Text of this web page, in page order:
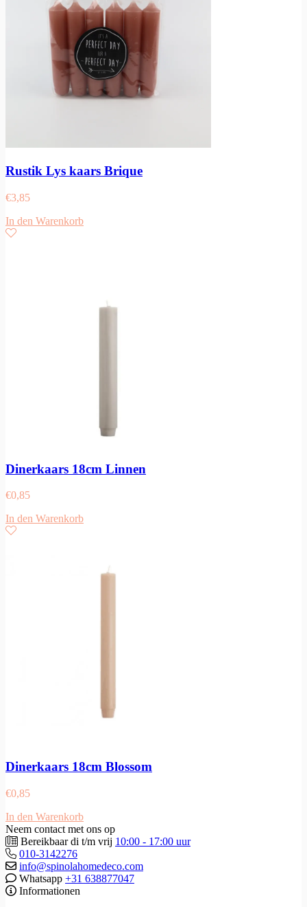
Rustik Lys kaars Brique
€3,85
In den Warenkorb
Dinerkaars 18cm Linnen
€0,85
In den Warenkorb
Dinerkaars 18cm Blossom
€0,85
In den Warenkorb
Neem contact met ons op
Bereikbaar di t/m vrij 10:00 - 17:00 uur
010-3142276
info@spinolahomedeco.com
Whatsapp +31 638877047
Informationen